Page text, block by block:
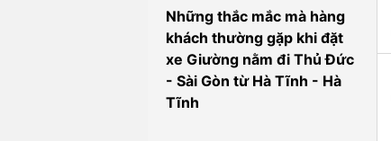
Những thắc mắc mà hàng
khách thường gặp khi đặt
xe Giường nằm đi Thủ Đức
- Sài Gòn từ Hà Tĩnh - Hà
Tĩnh